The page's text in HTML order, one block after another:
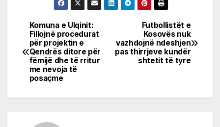
Post
navigation
Futbollistët e
Kosovës nuk
vazhdojnë ndeshjen
pas thirrjeve kundër
shtetit të tyre
Komuna e Ulqinit:
Fillojnë procedurat
për projektin e
Qendrës ditore për
fëmijë dhe të rritur
me nevoja të
posaçme